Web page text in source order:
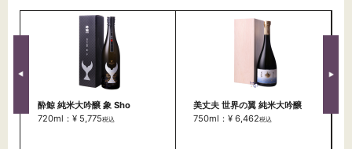
酔鯨 純米大吟醸 象 Sho
720ml：¥ 5,775税込
美丈夫 世界の翼 純米大吟醸
750ml：¥ 6,462税込